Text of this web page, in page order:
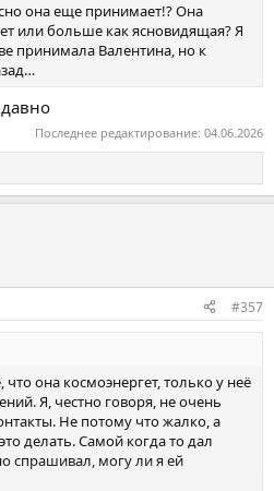
она еще принимает!? Она
или больше как ясновидящая? Я
принимала Валентина, но к
Последнее редактирование: 04.06.2026
#357
она космоэнергет, только у неё
Я, честно говоря, не очень
Не потому что жалко, а
делать. Самой когда то дал
спрашивал, могу ли я ей